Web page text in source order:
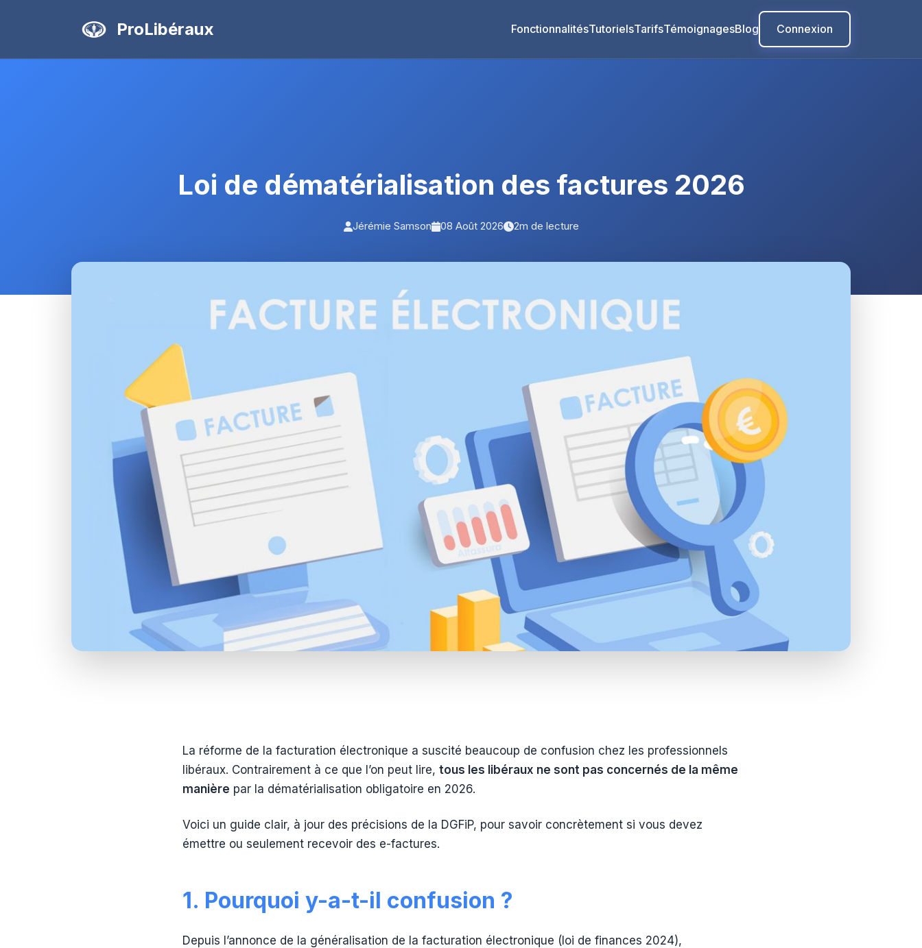
ProLibéraux FonctionnalitésTutorielsTarifsTémoignagesBlog Connexion
Loi de dématérialisation des factures 2026
Jérémie Samson 08 Août 2026 2m de lecture
La réforme de la facturation électronique a suscité beaucoup de confusion chez les professionnels
libéraux. Contrairement à ce que l’on peut lire, tous les libéraux ne sont pas concernés de la même
manière par la dématérialisation obligatoire en 2026.
Voici un guide clair, à jour des précisions de la DGFiP, pour savoir concrètement si vous devez
émettre ou seulement recevoir des e-factures.
1. Pourquoi y-a-t-il confusion ?
Depuis l’annonce de la généralisation de la facturation électronique (loi de finances 2024),